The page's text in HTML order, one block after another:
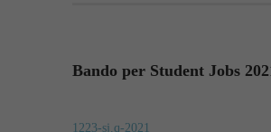
Bando per Student Jobs
1223-sj.q-2021